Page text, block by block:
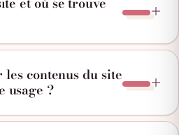
contenus du site
usage ?